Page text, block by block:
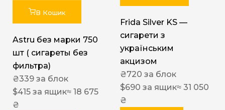
В Кошик
Astru без марки 750
шт ( сигареты без
фильтра)
₴339 за блок
$415 за ящик≈ 18 675
₴
Frida Silver KS —
сигарети з
українським
акцизом
₴720 за блок
$690 за ящик≈ 31 050
₴